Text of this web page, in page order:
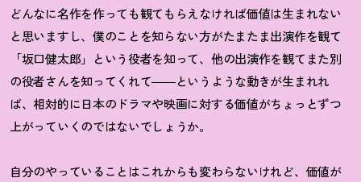
どんなに名作を作っても観てもらえなければ価値は生まれない
と思いますし、僕のことを知らない方がたまたま出演作を観て
「坂口健太郎」という役者を知って、他の出演作を観てまた別
の役者さんを知ってくれて――というような動きが生まれれ
ば、相対的に日本のドラマや映画に対する価値がちょっとずつ
上がっていくのではないでしょうか。
自分のやっていることはこれからも変わらないけれど、価値が